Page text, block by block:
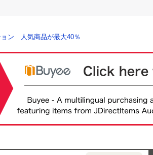
ョン 人気商品が最大40％